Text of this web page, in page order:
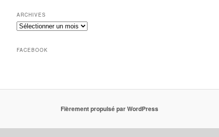
h
e
r
h
ARCHIVES
Archives
FACEBOOK
Fièrement propulsé par WordPress